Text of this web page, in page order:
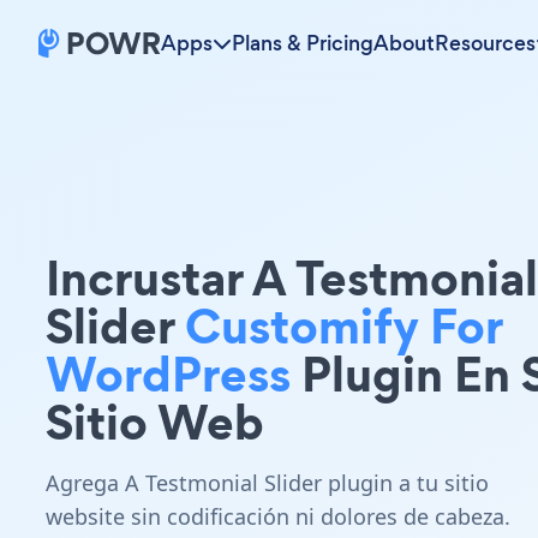
Apps Plans & PricingAboutResources
Incrustar A Testmonial
SliderCustomify For
WordPress Plugin En
Sitio Web
Agrega A Testmonial Slider plugin a tu sitio
website sin codificación ni dolores de cabeza.